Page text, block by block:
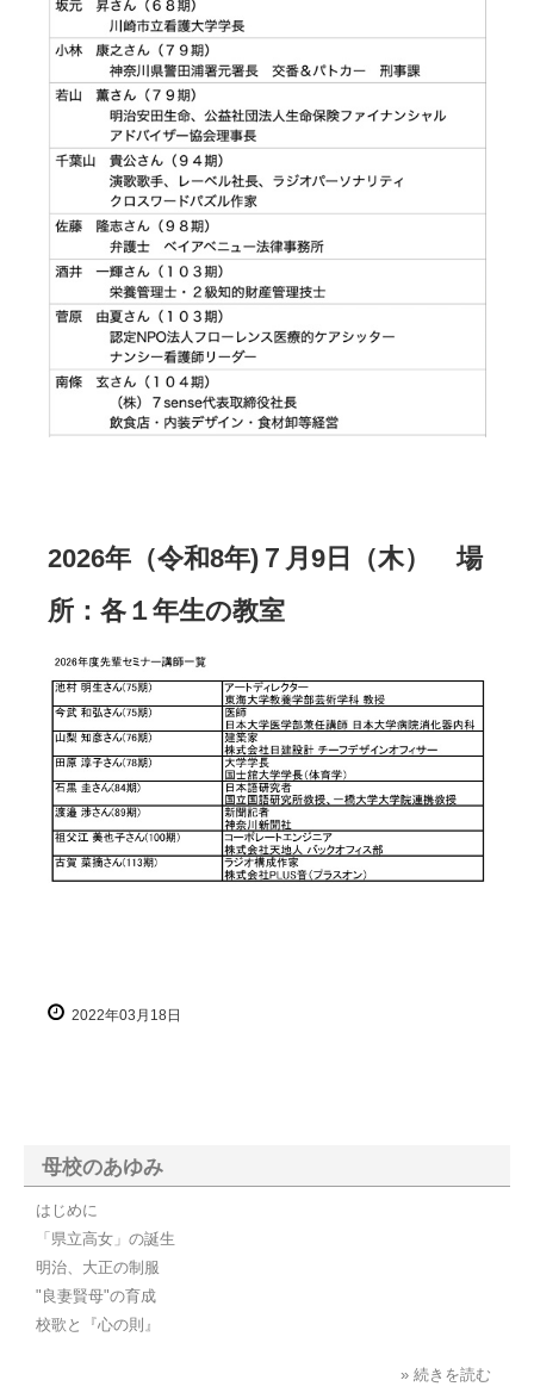
2026年（令和8年)７月9日（木） 場
所：各１年生の教室
2022年03月18日
母校のあゆみ
はじめに
「県立高女」の誕生
明治、大正の制服
"良妻賢母"の育成
校歌と『心の則』
» 続きを読む